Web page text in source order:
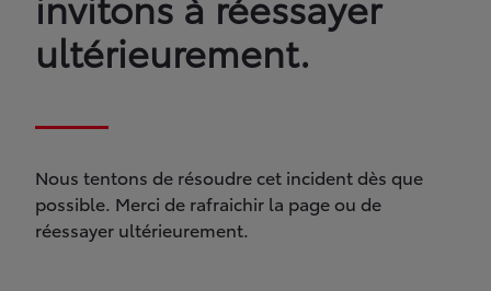
ultérieurement.
Nous tentons de résoudre cet incident dès que
possible. Merci de rafraichir la page ou de
réessayer ultérieurement.